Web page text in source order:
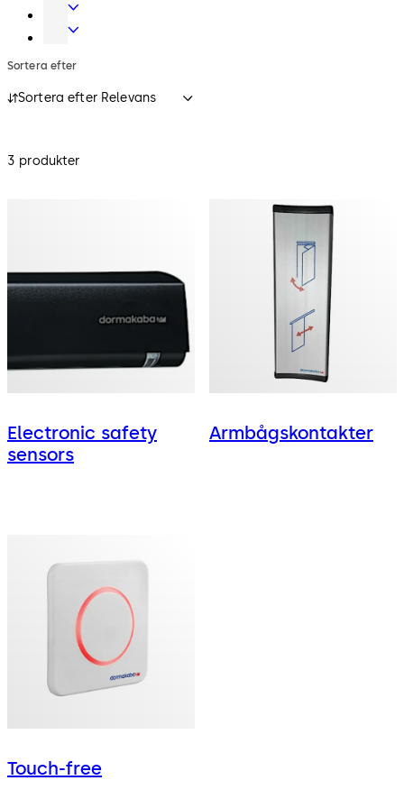
data
Hotellsystem
Värdeskåpslås
Sortera efter
Sortera efter Relevans
3 produkter
Electronic safety
sensors
Armbågskontakter
Touch-free